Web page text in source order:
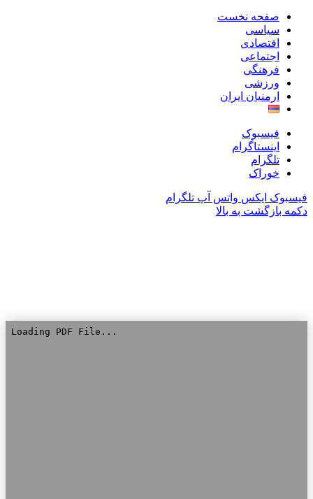
صفحه نخست
سیاسی
اقتصادی
اجتماعی
فرهنگی
ورزشی
ارمنیان ایران
فیسبوک
اینستاگرام
تلگرام
خوراک
فیسبوک ایکس واتس آپ تلگرام
دکمه بازگشت به بالا